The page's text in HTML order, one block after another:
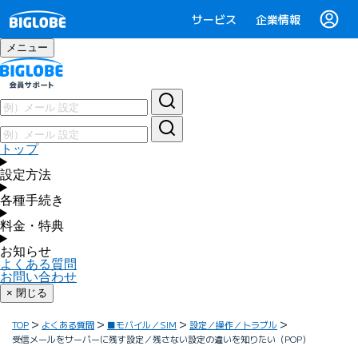
サービス 企業情報
メニュー
トップ
設定方法
各種手続き
料金・特典
お知らせ
よくある質問
お問い合わせ
× 閉じる
TOP よくある質問 ■モバイル／SIM
設定／操作／トラブル
受信メールをサーバーに残す設定／残さない設定の違いを知りたい（POP）